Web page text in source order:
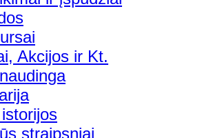
Akcijos ir Kt.
straipsniai